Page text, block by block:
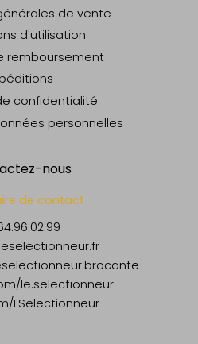
de vente
d'utilisation
remboursement
confidentialité
personnelles
nous
de contact
le.selectionneur
LSelectionneur